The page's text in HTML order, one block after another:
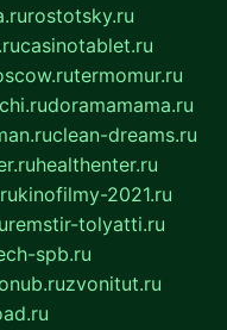
rostotsky.ru
casinotablet.ru
termomur.ru
doramamama.ru
clean-dreams.ru
healthenter.ru
kinofilmy-2021.ru
remstir-tolyatti.ru
spb.ru
zvonitut.ru